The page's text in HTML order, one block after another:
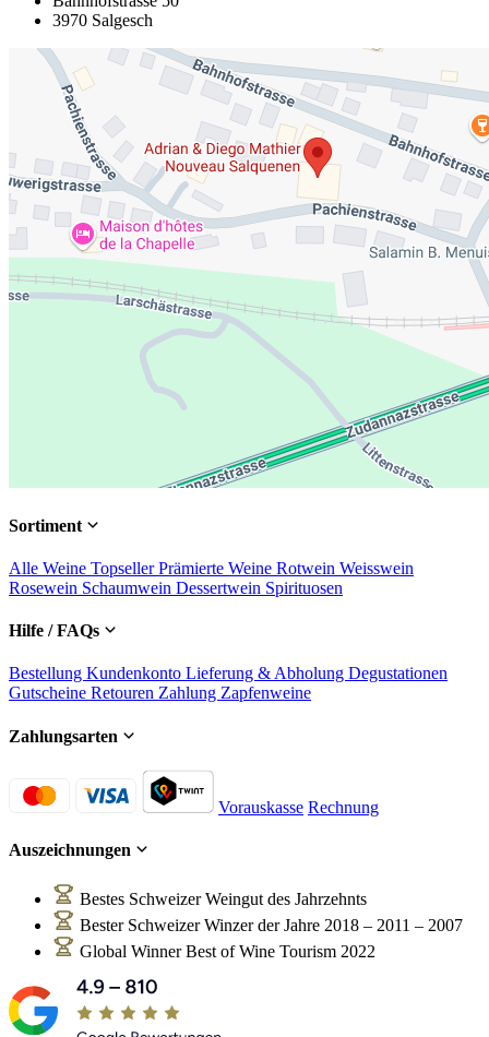
3970 Salgesch
Sortiment
Alle Weine TopsellerPrämierte Weine Rotwein Weisswein
Rosewein Schaumwein Dessertwein Spirituosen
Hilfe / FAQs
Bestellung Kundenkonto Lieferung & Abholung Degustationen
Gutscheine Retouren Zahlung Zapfenweine
Zahlungsarten
Vorauskasse Rechnung
Auszeichnungen
Bestes Schweizer Weingut des Jahrzehnts
Bester Schweizer Winzer der Jahre 2018 – 2011 – 2007
Global Winner Best of Wine Tourism 2022